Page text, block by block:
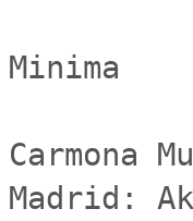
Minima
Carmona
Madrid: